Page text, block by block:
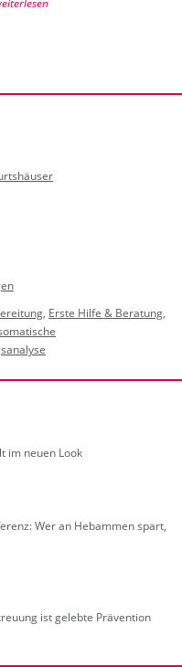
, Erste Hilfe & Beratung,
im neuen Look
Wer an Heb­am­men spart,
ist ge­leb­te Prä­ven­ti­on